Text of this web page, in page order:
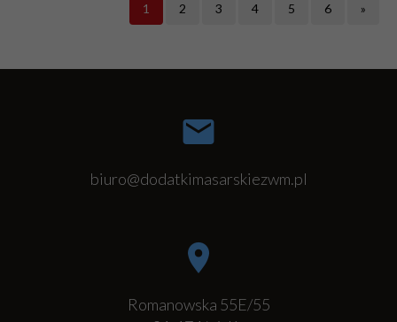
1 2 3 4 5 6 »
biuro@dodatkimasarskiezwm.pl
Romanowska 55E/55